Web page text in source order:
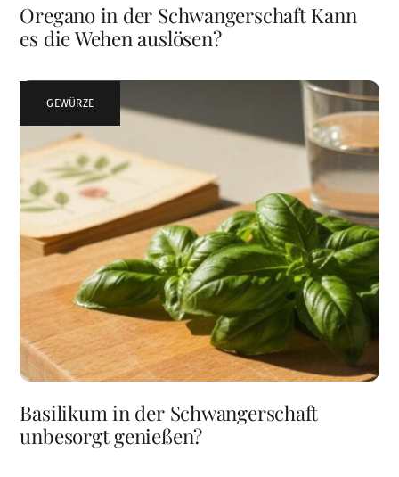
Oregano in der Schwangerschaft Kann
es die Wehen auslösen?
GEWÜRZE
Basilikum in der Schwangerschaft
unbesorgt genießen?